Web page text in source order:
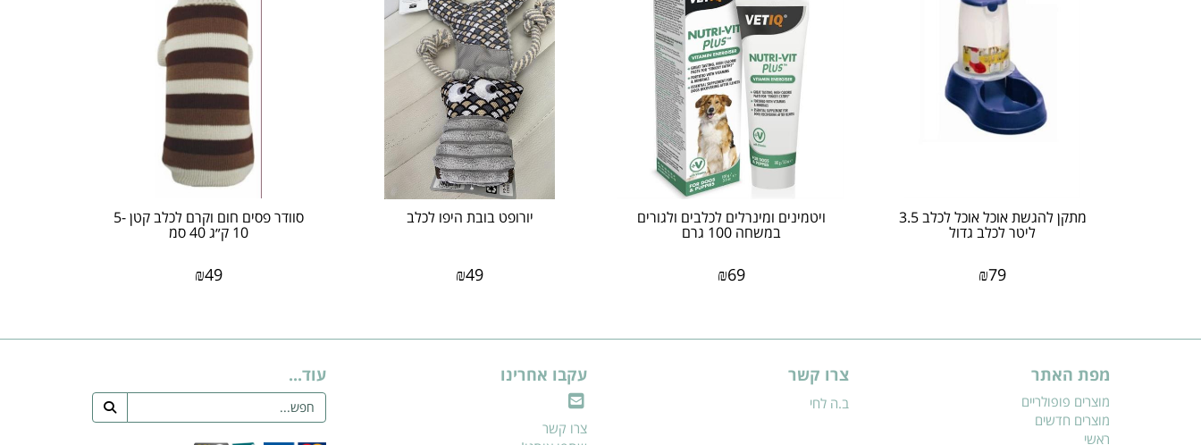
מתקן להגשת אוכל אוכל לכלב 3.5
ליטר לכלב גדול
₪79
ויטמינים ומינרלים לכלבים ולגורים
במשחה 100 גרם
₪69
יורופט בובת היפו לכלב
₪49
סוודר פסים חום וקרם לכלב קטן 5-
10 ק״ג 40 סמ
₪49
מפת האתר
מוצרים פופולריים
מוצרים חדשים
ראשי
צרו קשר
ב.ה לחי
עקבו אחרינו
צרו קשר
עוד...